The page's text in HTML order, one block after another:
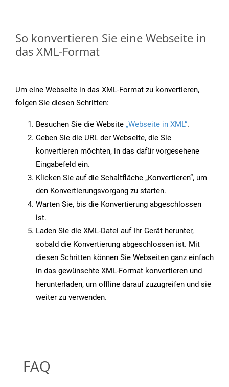
So konvertieren Sie eine Webseite in
das XML-Format
Um eine Webseite in das XML-Format zu konvertieren,
folgen Sie diesen Schritten:
Besuchen Sie die Website „Webseite in XML“.
Geben Sie die URL der Webseite, die Sie
konvertieren möchten, in das dafür vorgesehene
Eingabefeld ein.
Klicken Sie auf die Schaltfläche „Konvertieren“, um
den Konvertierungsvorgang zu starten.
Warten Sie, bis die Konvertierung abgeschlossen
ist.
Laden Sie die XML-Datei auf Ihr Gerät herunter,
sobald die Konvertierung abgeschlossen ist. Mit
diesen Schritten können Sie Webseiten ganz einfach
in das gewünschte XML-Format konvertieren und
herunterladen, um offline darauf zuzugreifen und sie
weiter zu verwenden.
FAQ